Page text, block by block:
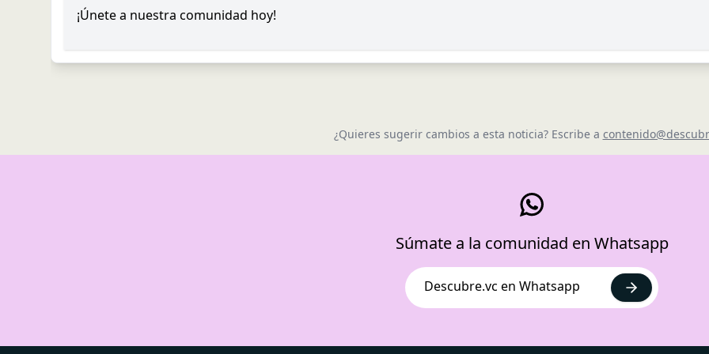
¡Únete a nuestra comunidad hoy!
¿Quieres sugerir cambios a esta noticia? Escribe a
Súmate a la comunidad en Whatsapp
Descubre.vc en Whatsapp